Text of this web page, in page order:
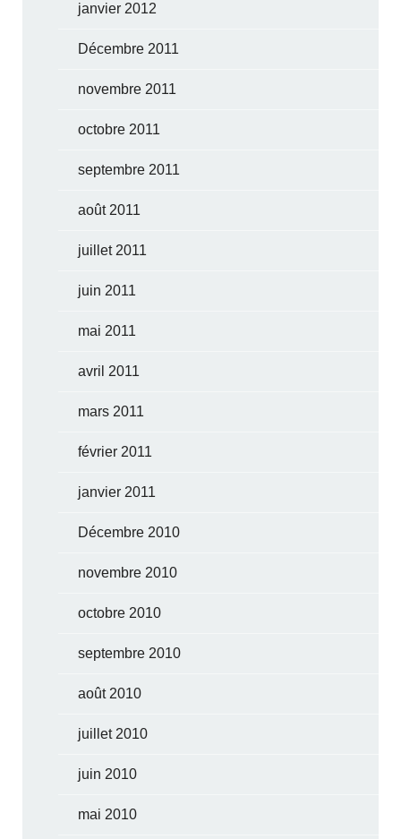
janvier 2012
Décembre 2011
novembre 2011
octobre 2011
septembre 2011
août 2011
juillet 2011
juin 2011
mai 2011
avril 2011
mars 2011
février 2011
janvier 2011
Décembre 2010
novembre 2010
octobre 2010
septembre 2010
août 2010
juillet 2010
juin 2010
mai 2010